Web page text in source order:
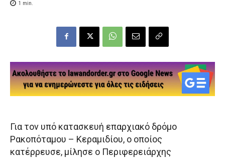
1 min.
Για τον υπό κατασκευή επαρχιακό δρόμο
Ρακοπόταμου – Κεραμιδίου, ο οποίος
κατέρρευσε, μίλησε ο Περιφερειάρχης